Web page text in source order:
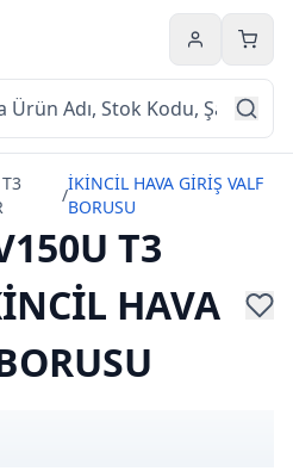
Hesabım
/
İKİNCİL HAVA GİRİŞ VALF
BORUSU
T3
HAVA